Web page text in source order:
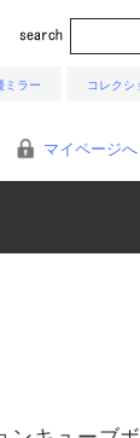
ミラー コレクシ
マイページ